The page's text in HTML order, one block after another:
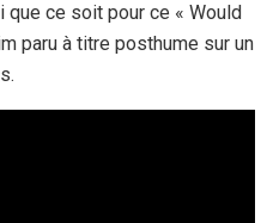
que ce soit pour ce « Would
paru à titre posthume sur un